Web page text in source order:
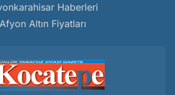
Haberleri
Afyon Altın Fiyatları